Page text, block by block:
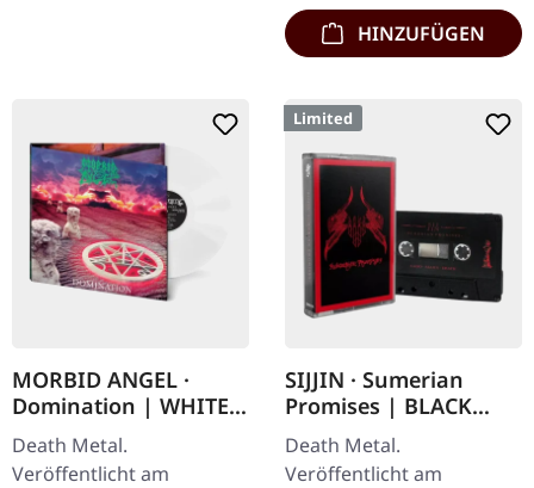
HINZUFÜGEN
MORBID ANGEL ·
Domination | WHITE
LP
Death Metal.
Veröffentlicht am
Limited
SIJJIN · Sumerian
Promises | BLACK
TAPE
Death Metal.
Veröffentlicht am